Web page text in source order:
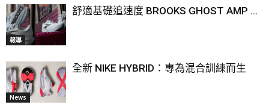
報導
舒適基礎追速度 BROOKS GHOST AMP ...
News
全新 NIKE HYBRID：專為混合訓練而生